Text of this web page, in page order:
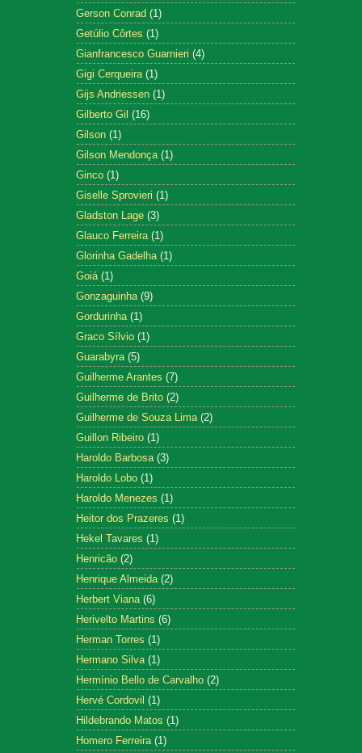
Gerson Conrad (1)
Getúlio Côrtes (1)
Gianfrancesco Guarnieri (4)
Gigi Cerqueira (1)
Gijs Andriessen (1)
Gilberto Gil (16)
Gilson (1)
Gilson Mendonça (1)
Ginco (1)
Giselle Sprovieri (1)
Gladston Lage (3)
Glauco Ferreira (1)
Glorinha Gadelha (1)
Goiá (1)
Gonzaguinha (9)
Gordurinha (1)
Graco Sílvio (1)
Guarabyra (5)
Guilherme Arantes (7)
Guilherme de Brito (2)
Guilherme de Souza Lima (2)
Guillon Ribeiro (1)
Haroldo Barbosa (3)
Haroldo Lobo (1)
Haroldo Menezes (1)
Heitor dos Prazeres (1)
Hekel Tavares (1)
Henricão (2)
Henrique Almeida (2)
Herbert Viana (6)
Herivelto Martins (6)
Herman Torres (1)
Hermano Silva (1)
Hermínio Bello de Carvalho (2)
Hervé Cordovil (1)
Hildebrando Matos (1)
Homero Ferreira (1)